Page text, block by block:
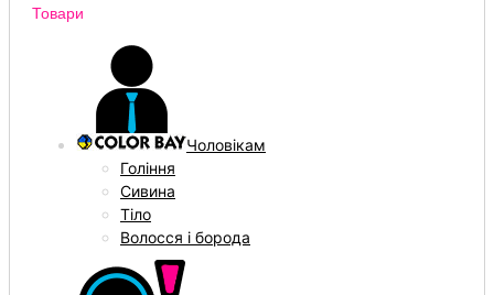
Товари
Чоловікам
Гоління
Сивина
Тіло
Волосся і борода